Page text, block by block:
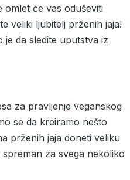
omlet će vas oduševiti
veliki ljubitelj prženih jaja!
da sledite uputstva iz
za pravljenje veganskog
se da kreiramo nešto
prženih jaja doneti veliku
za svega nekoliko